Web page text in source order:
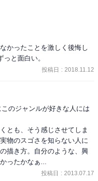
かったことを激しく後悔し
投稿日 : 2018.11.12
のジャンルが好きな人には
とも、そう感じさせてしま
物のスゴさを知らない人に
描き方。自分のような、興
ったかなぁ...
投稿日 : 2013.07.17